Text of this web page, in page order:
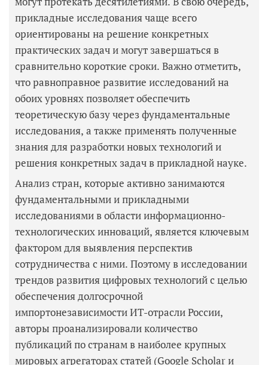
прикладные исследования чаще всего
ориентированы на решение конкретных
практических задач и могут завершаться в
сравнительно короткие сроки. Важно отметить,
что равноправное развитие исследований на
обоих уровнях позволяет обеспечить
теоретическую базу через фундаментальные
исследования, а также применять полученные
знания для разработки новых технологий и
решения конкретных задач в прикладной науке.
Анализ стран, которые активно занимаются
фундаментальными и прикладными
исследованиями в области информационно-
технологических инноваций, является ключевым
фактором для выявления перспектив
сотрудничества с ними. Поэтому в исследовании
трендов развития цифровых технологий с целью
обеспечения долгосрочной
импортонезависимости ИТ-отрасли России,
авторы проанализировали количество
публикаций по странам в наиболее крупных
мировых агрегаторах статей (Google Scholar и